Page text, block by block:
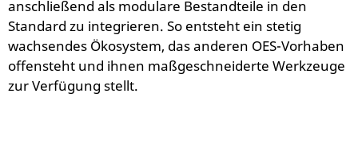
anschließend als modulare Bestandteile in den
Standard zu integrieren. So entsteht ein stetig
wachsendes Ökosystem, das anderen OES-Vorhaben
offensteht und ihnen maßgeschneiderte Werkzeuge
zur Verfügung stellt.